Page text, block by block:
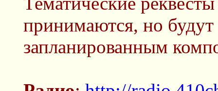
принимаются, но
запланированным